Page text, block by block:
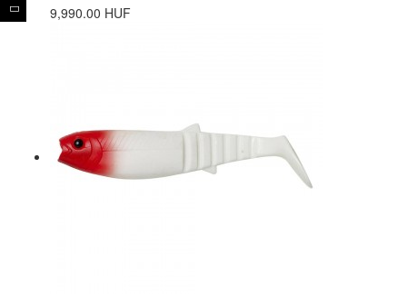
9,990.00 HUF